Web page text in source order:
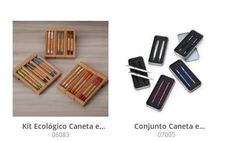
Kit Ecológico Caneta e
Lapiseira Cortiça
06083
Conjunto Caneta e
Lapiseira Metal
07005